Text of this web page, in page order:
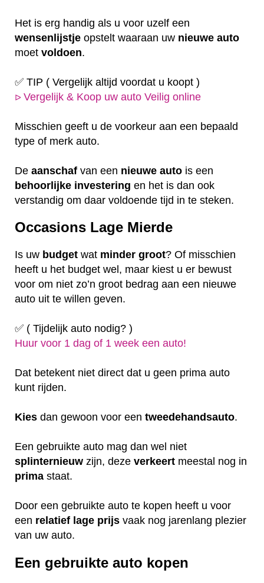
Het is erg handig als u voor uzelf een
wensenlijstje opstelt waaraan uw nieuwe auto
moet voldoen.
✅ TIP ( Vergelijk altijd voordat u koopt )
ᐅ Vergelijk & Koop uw auto Veilig online
Misschien geeft u de voorkeur aan een bepaald
type of merk auto.
De aanschaf van een nieuwe auto is een
behoorlijke investering en het is dan ook
verstandig om daar voldoende tijd in te steken.
Occasions Lage Mierde
Is uw budget wat minder groot? Of misschien
heeft u het budget wel, maar kiest u er bewust
voor om niet zo’n groot bedrag aan een nieuwe
auto uit te willen geven.
✅ ( Tijdelijk auto nodig? )
Huur voor 1 dag of 1 week een auto!
Dat betekent niet direct dat u geen prima auto
kunt rijden.
Kies dan gewoon voor een tweedehandsauto.
Een gebruikte auto mag dan wel niet
splinternieuw zijn, deze verkeert meestal nog in
prima staat.
Door een gebruikte auto te kopen heeft u voor
een relatief lage prijs vaak nog jarenlang plezier
van uw auto.
Een gebruikte auto kopen